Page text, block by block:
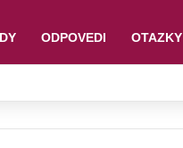
ODPOVEDI OTAZKY